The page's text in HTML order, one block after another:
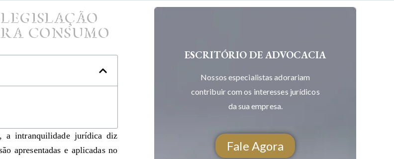
CONSUMO
a intranquilidade jurídica diz
apresentadas e aplicadas no
ESCRITÓRIO DE ADVOCACIA
Nossos especialistas adorariam
contribuir com os interesses jurídicos
da sua empresa.
Fale Agora